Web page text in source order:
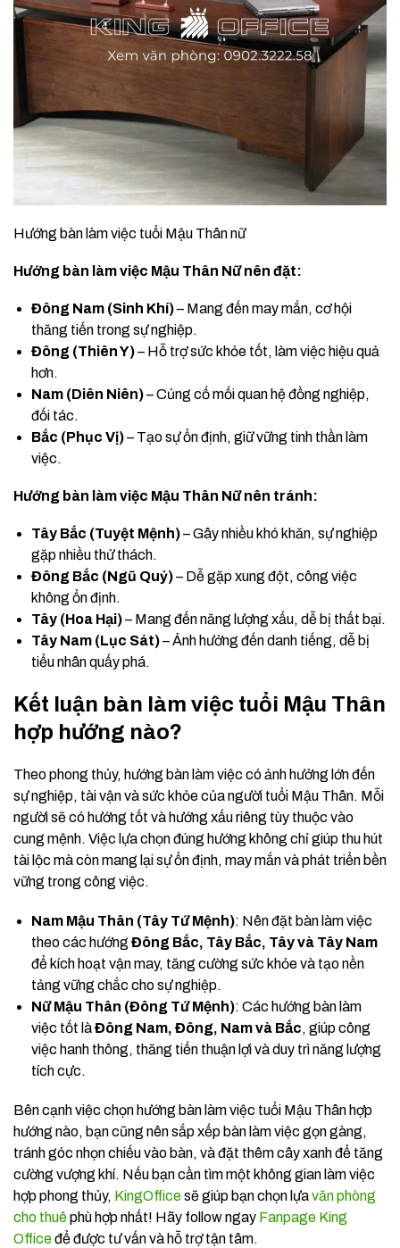
Hướng bàn làm việc tuổi Mậu Thân nữ
Hướng bàn làm việc Mậu Thân Nữ nên đặt:
Đông Nam (Sinh Khí)– Mang đến may mắn, cơ hội
thăng tiến trong sự nghiệp.
Đông (Thiên Y)– Hỗ trợ sức khỏe tốt, làm việc hiệu quả
hơn.
Nam (Diên Niên)– Củng cố mối quan hệ đồng nghiệp,
đối tác.
Bắc (Phục Vị)– Tạo sự ổn định, giữ vững tinh thần làm
việc.
Hướng bàn làm việc Mậu Thân Nữ nên tránh:
Tây Bắc (Tuyệt Mệnh)– Gây nhiều khó khăn, sự nghiệp
gặp nhiều thử thách.
Đông Bắc (Ngũ Quỷ)– Dễ gặp xung đột, công việc
không ổn định.
Tây (Hoa Hại)– Mang đến năng lượng xấu, dễ bị thất bại.
Tây Nam (Lục Sát)– Ảnh hưởng đến danh tiếng, dễ bị
tiểu nhân quấy phá.
Kết luận bàn làm việc tuổi Mậu Thân
hợp hướng nào?
Theo phong thủy, hướng bàn làm việc có ảnh hưởng lớn đến
sự nghiệp, tài vận và sức khỏe của người tuổi Mậu Thân. Mỗi
người sẽ có hướng tốt và hướng xấu riêng tùy thuộc vào
cung mệnh. Việc lựa chọn đúng hướng không chỉ giúp thu hút
tài lộc mà còn mang lại sự ổn định, may mắn và phát triển bền
vững trong công việc.
Nam Mậu Thân (Tây Tứ Mệnh): Nên đặt bàn làm việc
theo các hướng Đông Bắc, Tây Bắc, Tây và Tây Nam
để kích hoạt vận may, tăng cường sức khỏe và tạo nền
tảng vững chắc cho sự nghiệp.
Nữ Mậu Thân (Đông Tứ Mệnh): Các hướng bàn làm
việc tốt làĐông Nam, Đông, Nam và Bắc, giúp công
việc hanh thông, thăng tiến thuận lợi và duy trì năng lượng
tích cực.
Bên cạnh việc chọn hướng bàn làm việc tuổi Mậu Thân hợp
hướng nào, bạn cũng nên sắp xếp bàn làm việc gọn gàng,
tránh góc nhọn chiếu vào bàn, và đặt thêm cây xanh để tăng
cường vượng khí. Nếu bạn cần tìm một không gian làm việc
hợp phong thủy, KingOfficesẽ giúp bạn chọn lựavăn phòng
cho thuêphù hợp nhất! Hãy follow ngay Fanpage King
Officeđể được tư vấn và hỗ trợ tận tâm.